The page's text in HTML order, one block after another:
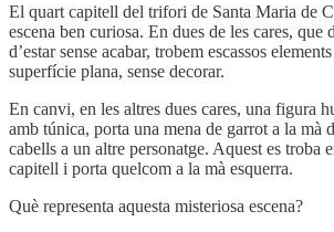
El quart capitell del trifori de Santa Maria de
escena ben curiosa. En dues de les cares, que
d’estar sense acabar, trobem escassos
superfície plana, sense decorar.
En canvi, en les altres dues cares, una figura
amb túnica, porta una mena de garrot a la mà
cabells a un altre personatge. Aquest es troba
capitell i porta quelcom a la mà esquerra.
Què representa aquesta misteriosa escena?